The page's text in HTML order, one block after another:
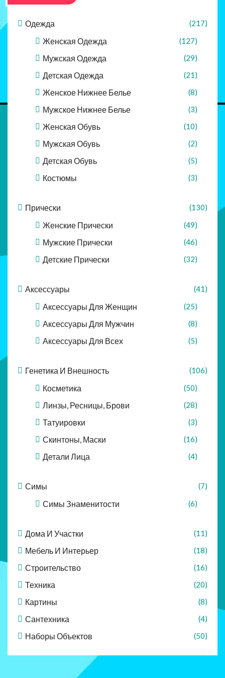
Одежда (217)
Женская Одежда (127)
Мужская Одежда (29)
Детская Одежда (21)
Женское Нижнее Белье (8)
Мужское Нижнее Белье (3)
Женская Обувь (10)
Мужская Обувь (2)
Детская Обувь (5)
Костюмы (3)
Прически (130)
Женские Прически (49)
Мужские Прически (46)
Детские Прически (32)
Аксессуары (41)
Аксессуары Для Женщин (25)
Аксессуары Для Мужчин (8)
Аксессуары Для Всех (5)
Генетика И Внешность (106)
Косметика (50)
Линзы, Ресницы, Брови (28)
Татуировки (3)
Скинтоны, Маски (16)
Детали Лица (4)
Симы (7)
Симы Знаменитости (6)
Дома И Участки (11)
Мебель И Интерьер (18)
Строительство (16)
Техника (20)
Картины (8)
Сантехника (4)
Наборы Объектов (50)